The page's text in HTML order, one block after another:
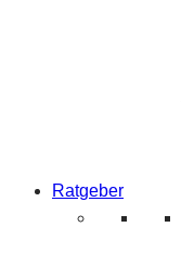
Ratgeber